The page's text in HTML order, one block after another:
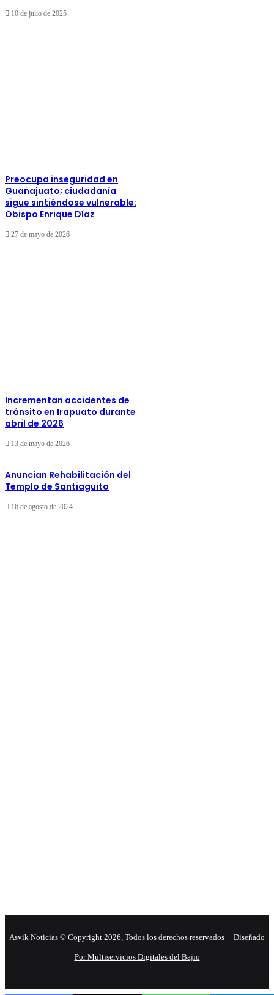
10 de julio de 2025
Preocupa inseguridad en
Guanajuato; ciudadanía
sigue sintiéndose vulnerable:
Obispo Enrique Díaz
27 de mayo de 2026
Incrementan accidentes de
tránsito en Irapuato durante
abril de 2026
13 de mayo de 2026
Anuncian Rehabilitación del
Templo de Santiaguito
16 de agosto de 2024
Asvik Noticias © Copyright 2026, Todos los derechos reservados | Diseñado
Por Multiservicios Digitales del Bajio